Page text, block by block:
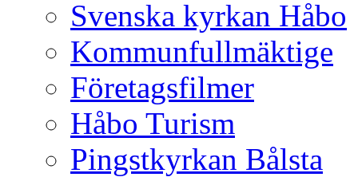
Svenska kyrkan Håbo
Kommunfullmäktige
Företagsfilmer
Håbo Turism
Pingstkyrkan Bålsta